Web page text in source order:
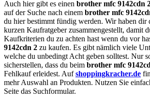
Auch hier gibt es einen brother mfc 9142cdn
auf der Suche nach einem brother mfc
du hier bestimmt fündig werden. Wir haben dir
kurzen Kaufratgeber zusammengestellt, damit
Kaufkriterien du zu achten hast wenn du vor
9142cdn 2 zu kaufen. Es gibt nämlich viele
welche du unbedingt Acht geben solltest. Nur
sicherstellen, dass du beim brother mfc
Fehlkauf erleidest. Aufshoppingkracher.de
mehr Auswahl an Produkten. Nutzen Sie
Seite das Suchformular.